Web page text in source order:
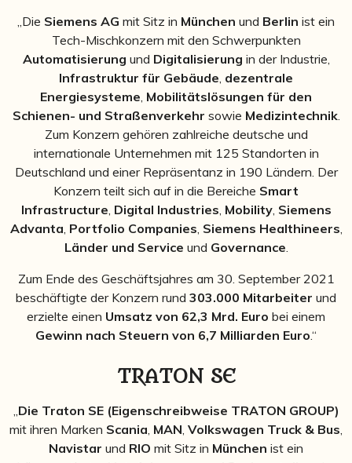
„Die Siemens AG mit Sitz in München und Berlin ist ein
Tech-Mischkonzern mit den Schwerpunkten
Automatisierung und Digitalisierung in der Industrie,
Infrastruktur für Gebäude dezentrale
Energiesysteme Mobilitätslösungen für den
Schienen- und Straßenverkehr sowie Medizintechnik.
Zum Konzern gehören zahlreiche deutsche und
internationale Unternehmen mit 125 Standorten in
Deutschland und einer Repräsentanz in 190 Ländern. Der
Konzern teilt sich auf in die Bereiche Smart
Infrastructure Digital Industries Mobility, Siemens
Advanta Portfolio Companies Siemens Healthineers
Länder und Service und Governance
Zum Ende des Geschäftsjahres am 30. September 2021
beschäftigte der Konzern rund 303.000 Mitarbeiter und
erzielte einen Umsatz von 62,3 Mrd. Euro bei einem
Gewinn nach Steuern von 6,7 Milliarden Euro.“
TRATON SE
Die Traton SE (Eigenschreibweise TRATON GROUP)
mit ihren Marken Scania MAN Volkswagen Truck & Bus
Navistar und RIO mit Sitz in München ist ein